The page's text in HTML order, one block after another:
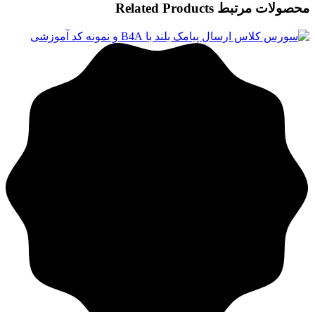
محصولات مرتبط Related Products